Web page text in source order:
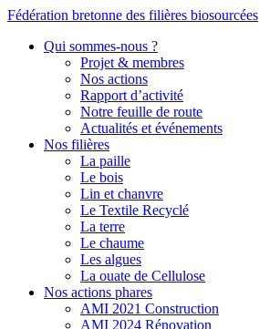
Fédération bretonne des filières biosourcées
Qui sommes-nous ?
Projet & membres
Nos actions
Rapport d’activité
Notre feuille de route
Actualités et événements
Nos filières
La paille
Le bois
Lin et chanvre
Le Textile Recyclé
La terre
Le chaume
Les algues
La ouate de Cellulose
Nos actions phares
AMI 2021 Construction
AMI 2024 Rénovation